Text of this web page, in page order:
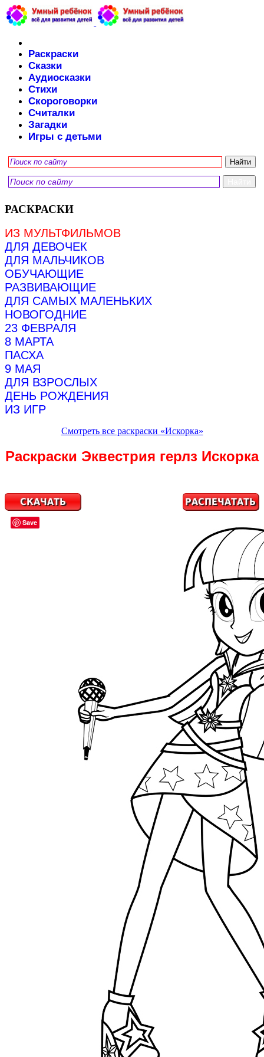
Раскраски
Сказки
Аудиосказки
Стихи
Скороговорки
Считалки
Загадки
Игры с детьми
РАСКРАСКИ
ИЗ МУЛЬТФИЛЬМОВ
ДЛЯ ДЕВОЧЕК
ДЛЯ МАЛЬЧИКОВ
ОБУЧАЮЩИЕ
РАЗВИВАЮЩИЕ
ДЛЯ САМЫХ МАЛЕНЬКИХ
НОВОГОДНИЕ
23 ФЕВРАЛЯ
8 МАРТА
ПАСХА
9 МАЯ
ДЛЯ ВЗРОСЛЫХ
ДЕНЬ РОЖДЕНИЯ
ИЗ ИГР
Смотреть все раскраски «Искорка»
Раскраски Эквестрия герлз Искорка
Save